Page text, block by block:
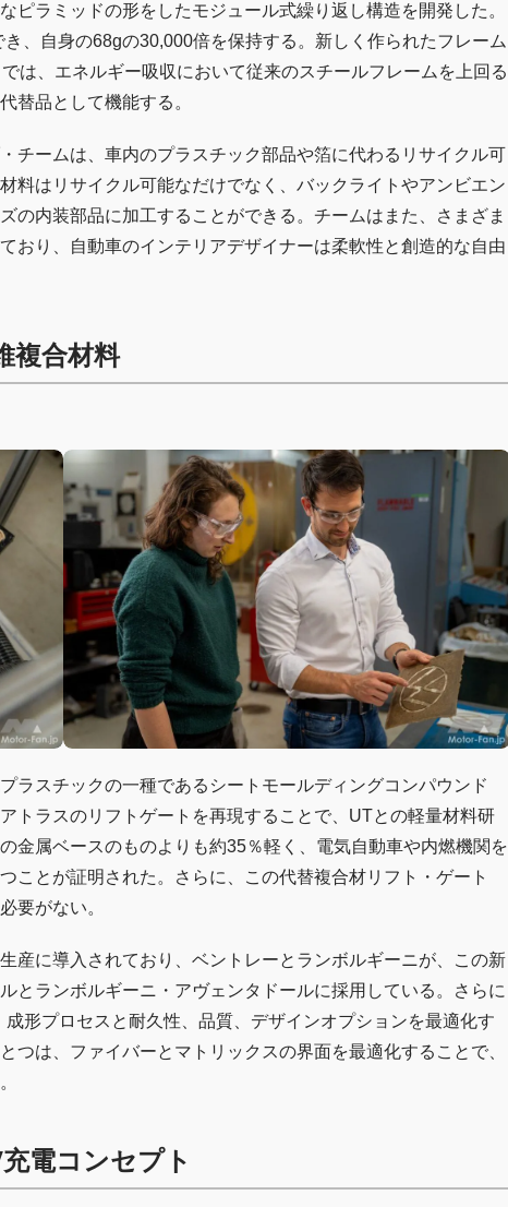
ピラミッドの形をしたモジュール式繰り返し構造を開発した。
、自身の68gの30,000倍を保持する。新しく作られたフレーム
は、エネルギー吸収において従来のスチールフレームを上回る
替品として機能する。
チームは、車内のプラスチック部品や箔に代わるリサイクル可
料はリサイクル可能なだけでなく、バックライトやアンビエン
の内装部品に加工することができる。チームはまた、さまざま
おり、自動車のインテリアデザイナーは柔軟性と創造的な自由
複合材料
ラスチックの一種であるシートモールディングコンパウンド
トラスのリフトゲートを再現することで、UTとの軽量材料研
金属ベースのものよりも約35％軽く、電気自動車や内燃機関を
ことが証明された。さらに、この代替複合材リフト・ゲート
要がない。
産に導入されており、ベントレーとランボルギーニが、この新
とランボルギーニ・アヴェンタドールに採用している。さらに
形プロセスと耐久性、品質、デザインオプションを最適化す
つは、ファイバーとマトリックスの界面を最適化することで、
電コンセプト